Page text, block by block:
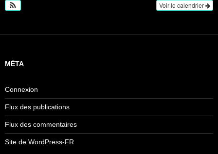
Voir le calendrier
MÉTA
Connexion
Flux des publications
Flux des commentaires
Site de WordPress-FR